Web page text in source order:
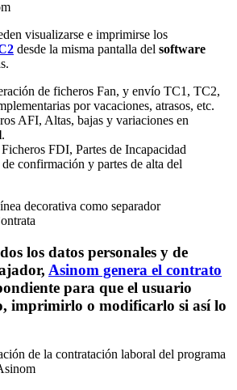
visualizarse e imprimirse los
desde la misma pantalla del software
de ficheros Fan, y envío TC1, TC2,
por vacaciones, atrasos, etc.
AFI, Altas, bajas y variaciones en
.
Ficheros FDI, Partes de Incapacidad
confirmación y partes de alta del
los datos personales y de
Asinom genera el contrato
para que el usuario
imprimirlo o modificarlo si así lo